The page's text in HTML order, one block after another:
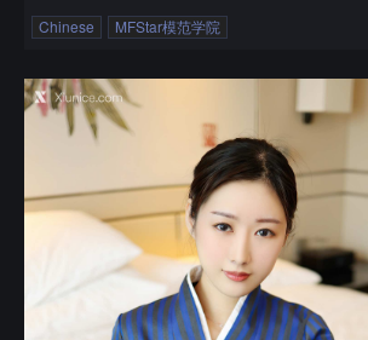
Chinese
MFStar模范学院